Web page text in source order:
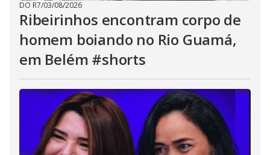
DO R7/03/08/2026
Ribeirinhos encontram corpo de
homem boiando no Rio Guamá,
em Belém #shorts